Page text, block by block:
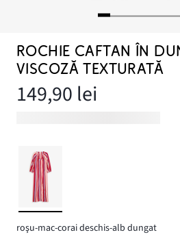
ROCHIE CAFTAN ÎN
VISCOZĂ TEXTURATĂ
149,90 lei
roşu-mac-corai deschis-alb dungat